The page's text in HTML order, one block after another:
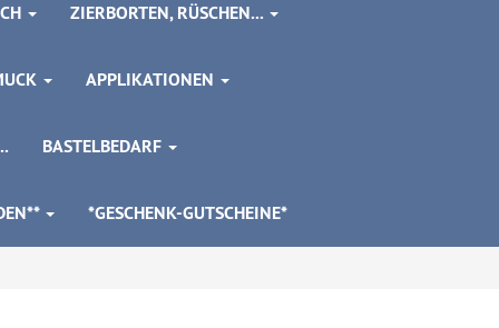
ZIERBORTEN, RÜSCHEN...
APPLIKATIONEN
BASTELBEDARF
*GESCHENK-GUTSCHEINE*